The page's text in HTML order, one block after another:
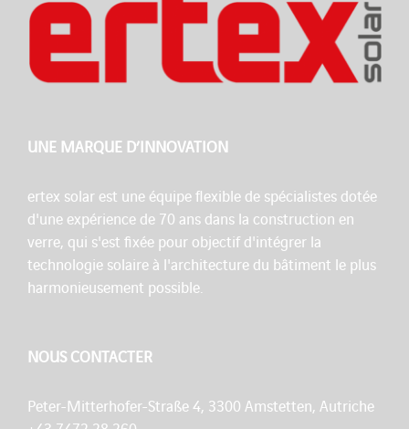
UNE MARQUE D’INNOVATION
ertex solar est une équipe flexible de spécialistes dotée
d'une expérience de 70 ans dans la construction en
verre, qui s'est fixée pour objectif d'intégrer la
technologie solaire à l'architecture du bâtiment le plus
harmonieusement possible.
NOUS CONTACTER
Peter-Mitterhofer-Straße 4, 3300 Amstetten, Autriche